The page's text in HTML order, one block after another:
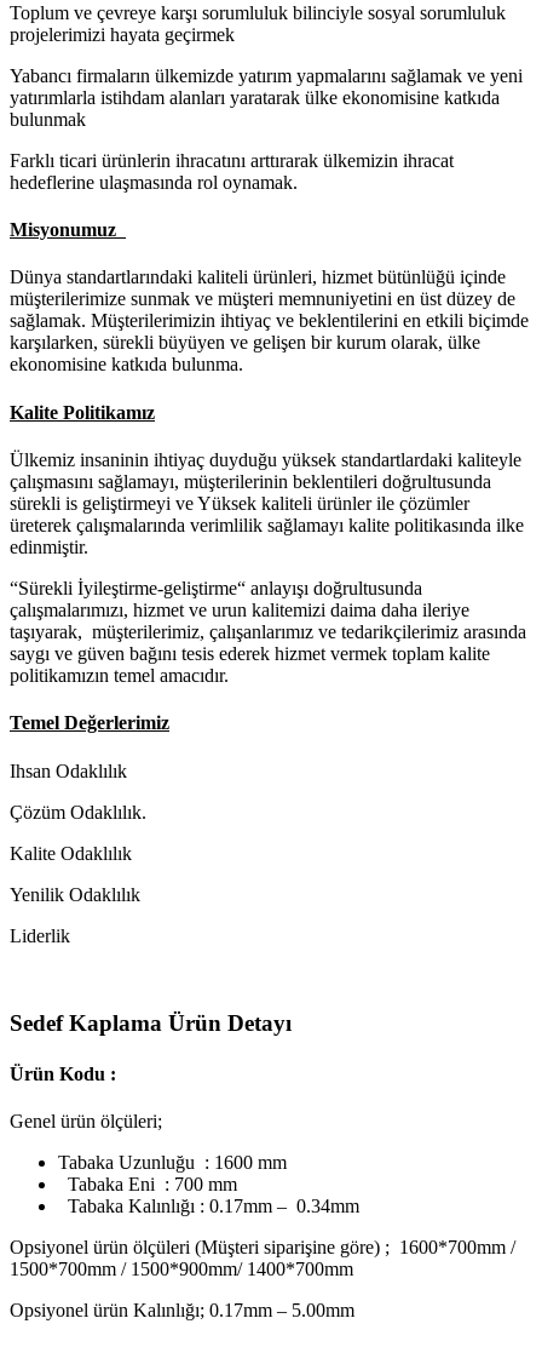
Toplum ve çevreye karşı sorumluluk bilinciyle sosyal sorumluluk
projelerimizi hayata geçirmek
Yabancı firmaların ülkemizde yatırım yapmalarını sağlamak ve yeni
yatırımlarla istihdam alanları yaratarak ülke ekonomisine katkıda
bulunmak
Farklı ticari ürünlerin ihracatını arttırarak ülkemizin ihracat
hedeflerine ulaşmasında rol oynamak.
Misyonumuz
Dünya standartlarındaki kaliteli ürünleri, hizmet bütünlüğü içinde
müşterilerimize sunmak ve müşteri memnuniyetini en üst düzey de
sağlamak. Müşterilerimizin ihtiyaç ve beklentilerini en etkili biçimde
karşılarken, sürekli büyüyen ve gelişen bir kurum olarak, ülke
ekonomisine katkıda bulunma.
Kalite Politikamız
Ülkemiz insaninin ihtiyaç duyduğu yüksek standartlardaki kaliteyle
çalışmasını sağlamayı, müşterilerinin beklentileri doğrultusunda
sürekli is geliştirmeyi ve Yüksek kaliteli ürünler ile çözümler
üreterek çalışmalarında verimlilik sağlamayı kalite politikasında ilke
edinmiştir.
“Sürekli İyileştirme-geliştirme“ anlayışı doğrultusunda
çalışmalarımızı, hizmet ve urun kalitemizi daima daha ileriye
taşıyarak, müşterilerimiz, çalışanlarımız ve tedarikçilerimiz arasında
saygı ve güven bağını tesis ederek hizmet vermek toplam kalite
politikamızın temel amacıdır.
Temel Değerlerimiz
Ihsan Odaklılık
Çözüm Odaklılık.
Kalite Odaklılık
Yenilik Odaklılık
Liderlik
Sedef Kaplama Ürün Detayı
Ürün Kodu :
Genel ürün ölçüleri;
Tabaka Uzunluğu : 1600 mm
Tabaka Eni : 700 mm
Tabaka Kalınlığı : 0.17mm – 0.34mm
Opsiyonel ürün ölçüleri (Müşteri siparişine göre) ; 1600*700mm /
1500*700mm / 1500*900mm/ 1400*700mm
Opsiyonel ürün Kalınlığı; 0.17mm – 5.00mm